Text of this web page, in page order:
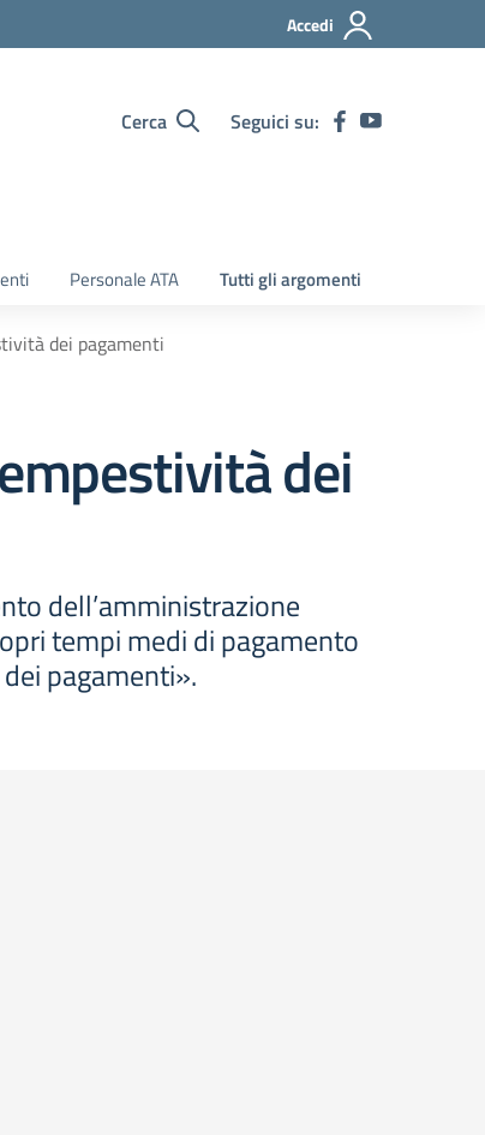
Accedi
Cerca Seguici su:
Personale ATA Tutti gli argomenti
dei pagamenti
dei
dell’amministrazione
tempi medi di pagamento
pagamenti».